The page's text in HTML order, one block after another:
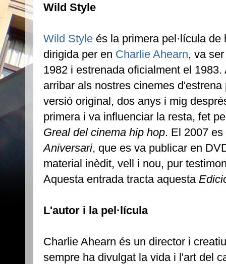
Wild Style
Wild Style és la primera pel·lícula
dirigida per en Charlie Ahearn, va
1982 i estrenada oficialment el
arribar als nostres cinemes
versió original, dos anys i mig
primera i va influenciar la resta, fet
Greal del cinema hip hop. El 2007
Aniversari, que es va publicar en
material inèdit, vell i nou, pur
Aquesta entrada tracta aquesta
L'autor i la pel·lícula
Charlie Ahearn és un director i
sempre ha divulgat la vida i l'art del